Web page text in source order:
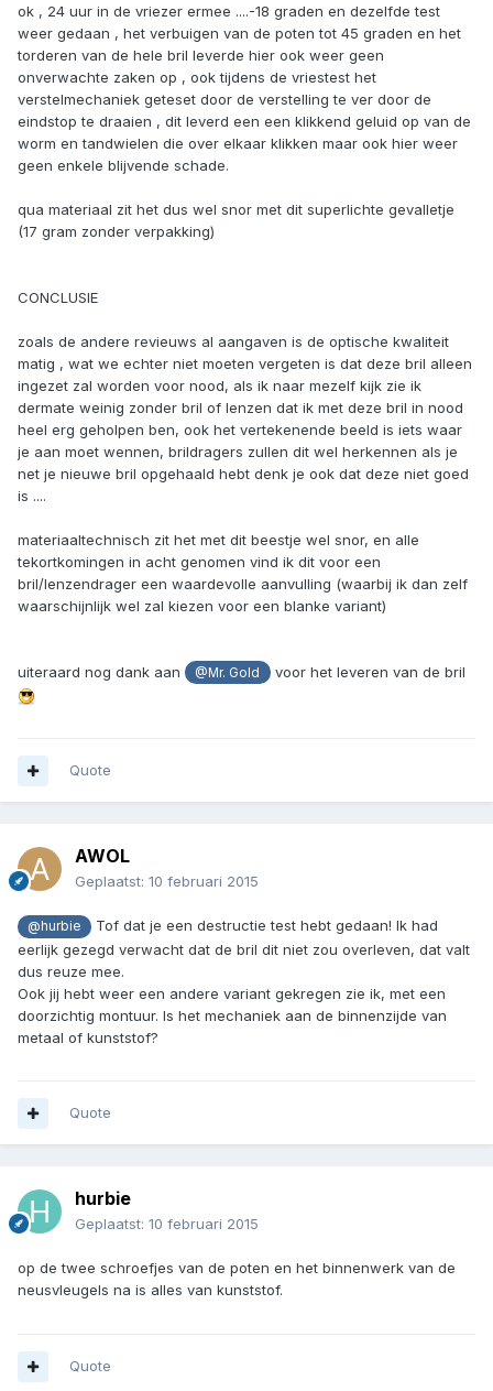
ok , 24 uur in de vriezer ermee ....-18 graden en dezelfde test
weer gedaan , het verbuigen van de poten tot 45 graden en het
torderen van de hele bril leverde hier ook weer geen
onverwachte zaken op , ook tijdens de vriestest het
verstelmechaniek geteset door de verstelling te ver door de
eindstop te draaien , dit leverd een een klikkend geluid op van de
worm en tandwielen die over elkaar klikken maar ook hier weer
geen enkele blijvende schade.
qua materiaal zit het dus wel snor met dit superlichte gevalletje
(17 gram zonder verpakking)
CONCLUSIE
zoals de andere revieuws al aangaven is de optische kwaliteit
matig , wat we echter niet moeten vergeten is dat deze bril alleen
ingezet zal worden voor nood, als ik naar mezelf kijk zie ik
dermate weinig zonder bril of lenzen dat ik met deze bril in nood
heel erg geholpen ben, ook het vertekenende beeld is iets waar
je aan moet wennen, brildragers zullen dit wel herkennen als je
net je nieuwe bril opgehaald hebt denk je ook dat deze niet goed
is ....
materiaaltechnisch zit het met dit beestje wel snor, en alle
tekortkomingen in acht genomen vind ik dit voor een
bril/lenzendrager een waardevolle aanvulling (waarbij ik dan zelf
waarschijnlijk wel zal kiezen voor een blanke variant)
uiteraard nog dank aan @Mr. Gold voor het leveren van de bril
Quote
AWOL
Geplaatst: 10 februari 2015
@hurbie
Tof dat je een destructie test hebt gedaan! Ik had
eerlijk gezegd verwacht dat de bril dit niet zou overleven, dat valt
dus reuze mee.
Ook jij hebt weer een andere variant gekregen zie ik, met een
doorzichtig montuur. Is het mechaniek aan de binnenzijde van
metaal of kunststof?
Quote
hurbie
Geplaatst: 10 februari 2015
op de twee schroefjes van de poten en het binnenwerk van de
neusvleugels na is alles van kunststof.
Quote